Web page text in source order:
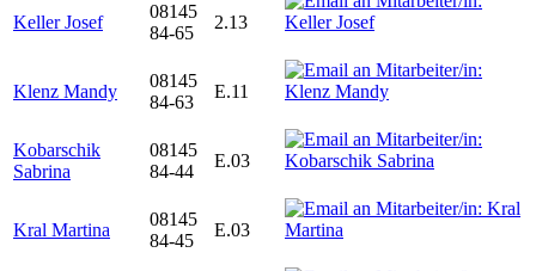
Keller Josef
08145
84-65
2.13
Klenz Mandy
08145
84-63
E.11
Kobarschik
Sabrina
08145
84-44
E.03
Kral Martina
08145
84-45
E.03